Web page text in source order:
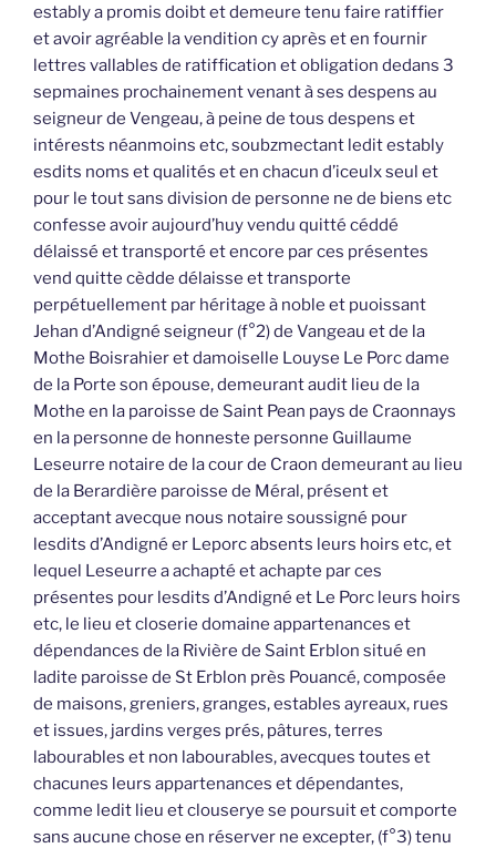
estably a promis doibt et demeure tenu faire ratiffier
et avoir agréable la vendition cy après et en fournir
lettres vallables de ratiffication et obligation dedans 3
sepmaines prochainement venant à ses despens au
seigneur de Vengeau, à peine de tous despens et
intérests néanmoins etc, soubzmectant ledit estably
esdits noms et qualités et en chacun d’iceulx seul et
pour le tout sans division de personne ne de biens etc
confesse avoir aujourd’huy vendu quitté céddé
délaissé et transporté et encore par ces présentes
vend quitte cèdde délaisse et transporte
perpétuellement par héritage à noble et puoissant
Jehan d’Andigné seigneur (f°2) de Vangeau et de la
Mothe Boisrahier et damoiselle Louyse Le Porc dame
de la Porte son épouse, demeurant audit lieu de la
Mothe en la paroisse de Saint Pean pays de Craonnays
en la personne de honneste personne Guillaume
Leseurre notaire de la cour de Craon demeurant au lieu
de la Berardière paroisse de Méral, présent et
acceptant avecque nous notaire soussigné pour
lesdits d’Andigné er Leporc absents leurs hoirs etc, et
lequel Leseurre a achapté et achapte par ces
présentes pour lesdits d’Andigné et Le Porc leurs hoirs
etc, le lieu et closerie domaine appartenances et
dépendances de la Rivière de Saint Erblon situé en
ladite paroisse de St Erblon près Pouancé, composée
de maisons, greniers, granges, estables ayreaux, rues
et issues, jardins verges prés, pâtures, terres
labourables et non labourables, avecques toutes et
chacunes leurs appartenances et dépendantes,
comme ledit lieu et clouserye se poursuit et comporte
sans aucune chose en réserver ne excepter, (f°3) tenu